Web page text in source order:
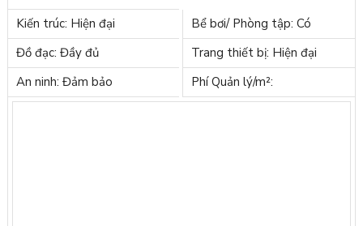
Kiến trúc: Hiện đại
Bể bơi/ Phòng tập: Có
Đồ đạc: Đầy đủ
Trang thiết bị: Hiện đại
An ninh: Đảm bảo
Phí Quản lý/m²: